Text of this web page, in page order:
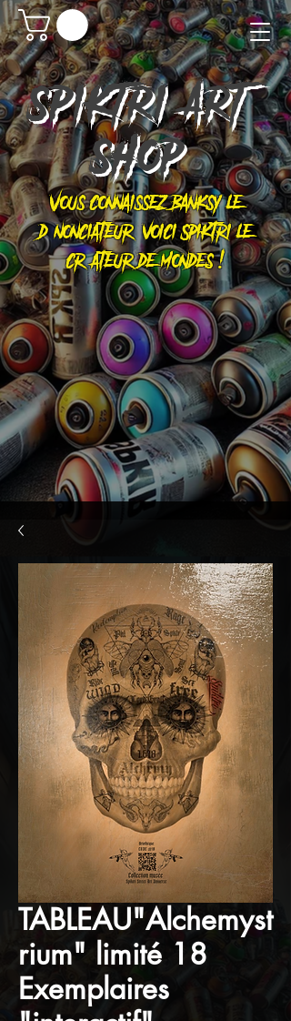
SPIKTRIART
SHOP
Vous connaissez Banksy le
dénonciateur, voici Spiktri le
créateur de mondes !
TABLEAU"Alchemyst
rium" limité 18
Exemplaires